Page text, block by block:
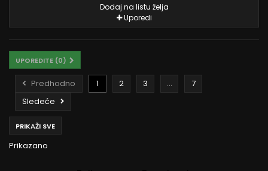
Dodaj na listu želja
Uporedi
UPOREDITE (0)
Predhodno 1 2 3 ...
7
Sledeće
PRIKAŽI SVE
Prikazano